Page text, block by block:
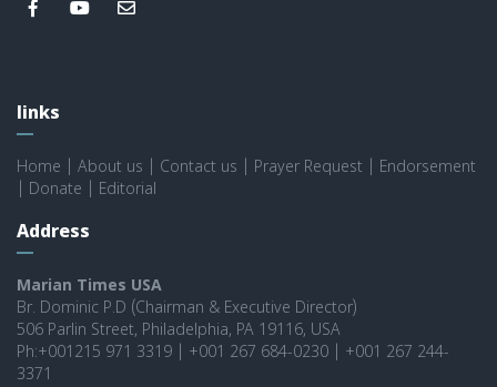
links
Home About us Contact us Prayer Request
Endorsement
Donate Editorial
Address
Marian Times USA
Br. Dominic P.D (Chairman & Executive Director)
506 Parlin Street, Philadelphia, PA 19116, USA
Ph:+001215 971 3319 | +001 267 684-0230 | +001 267 244-
3371